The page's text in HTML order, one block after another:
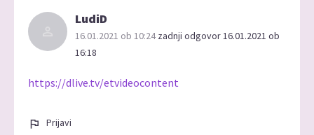
LudiD
16.01.2021 ob 10:24 zadnji odgovor 16.01.2021 ob
16:18
https://dlive.tv/etvideocontent
Prijavi